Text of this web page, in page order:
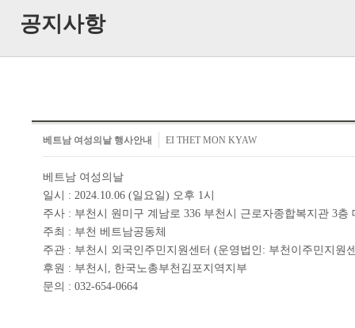
공지사항
베트남 여성의날 행사안내 EI THET MON KYAW
베트남 여성의날
일시 : 2024.10.06 (일요일) 오후 1시
주사 : 부천시 원미구 계남로 336 부천시 근로자종합복지관 3층
주최 : 부천 베트남공동체
주관 : 부천시 외국인주민지원센터 (운영법인: 부천이주민지원
후원 : 부천시, 한국노총부천김포지역지부
문의 : 032-654-0664